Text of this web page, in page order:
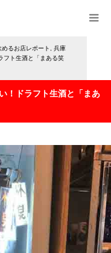
るお店レポート
兵庫
フト生酒と「まある笑
！ドラフト生酒と「まあ